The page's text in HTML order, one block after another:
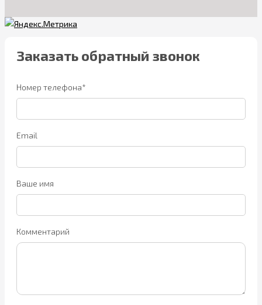
Заказать обратный звонок
Номер телефона*
Email
Ваше имя
Комментарий